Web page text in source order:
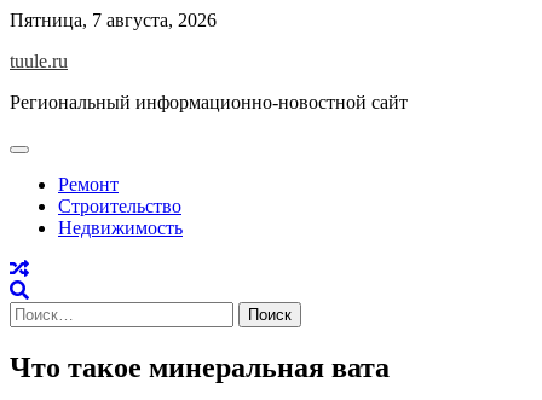
Skip
content
Пятница, 7 августа, 2026
tuule.ru
Региональный информационно-новостной сайт
Ремонт
Строительство
Недвижимость
Найти:
Что такое минеральная вата